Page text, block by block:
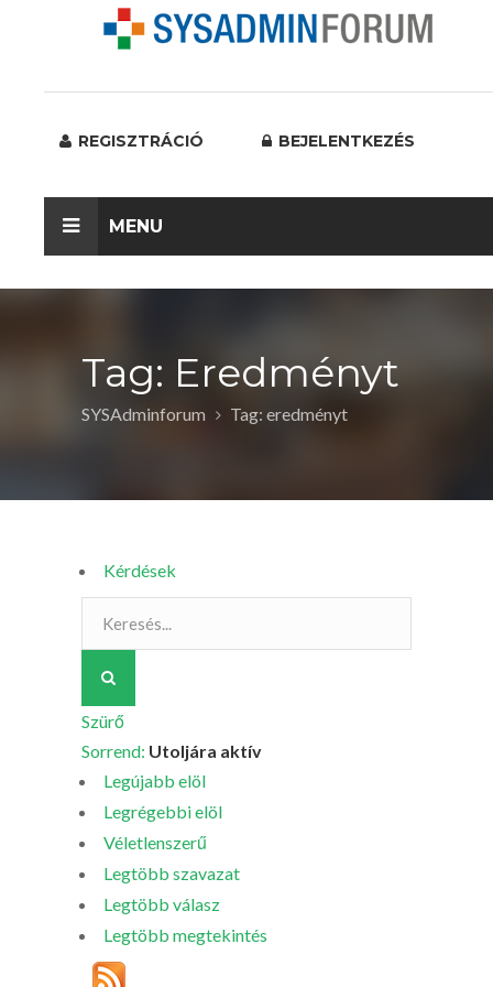
REGISZTRÁCIÓ BEJELENTKEZÉS
MENU
Tag: Eredményt
SYSAdminforum Tag: eredményt
Kérdések
Szürő
Sorrend: Utoljára aktív
Legújabb elöl
Legrégebbi elöl
Véletlenszerű
Legtöbb szavazat
Legtöbb válasz
Legtöbb megtekintés